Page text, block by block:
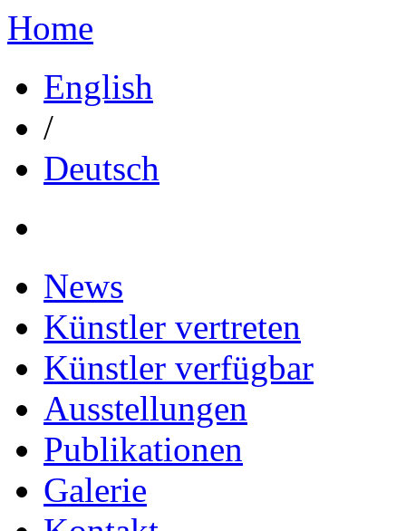
Home
English
/
Deutsch
News
Künstler vertreten
Künstler verfügbar
Ausstellungen
Publikationen
Galerie